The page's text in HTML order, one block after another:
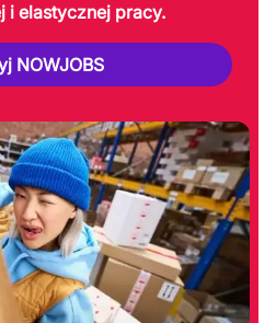
i elastycznej pracy.
NOWJOBS